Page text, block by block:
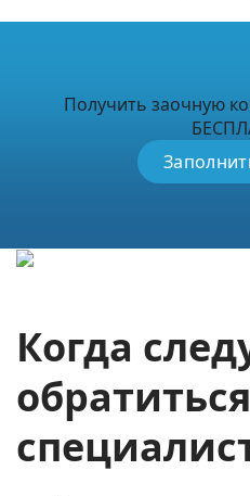
Получить заочную
Когда